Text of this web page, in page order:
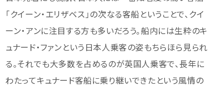
「クイーン・エリザベス」の次なる客船ということで、クイ
ーン・アンに注目する方も多いだろう。船内には生粋のキ
ュナード・ファンという日本人乗客の姿もちらほら見られ
る。それでも大多数を占めるのが英国人乗客で、長年に
わたってキュナード客船に乗り継いできたという風情の